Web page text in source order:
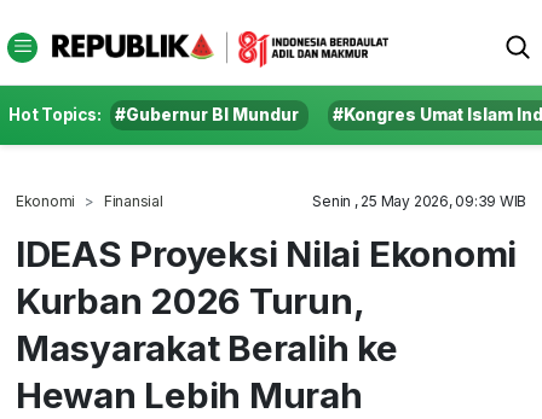
Hot Topics: #Gubernur BI Mundur #Kongres Umat Islam
Ekonomi Finansial Senin , 25 May 2026, 09:39 WIB
IDEAS Proyeksi Nilai Ekonomi
Kurban 2026 Turun,
Masyarakat Beralih ke
Hewan Lebih Murah